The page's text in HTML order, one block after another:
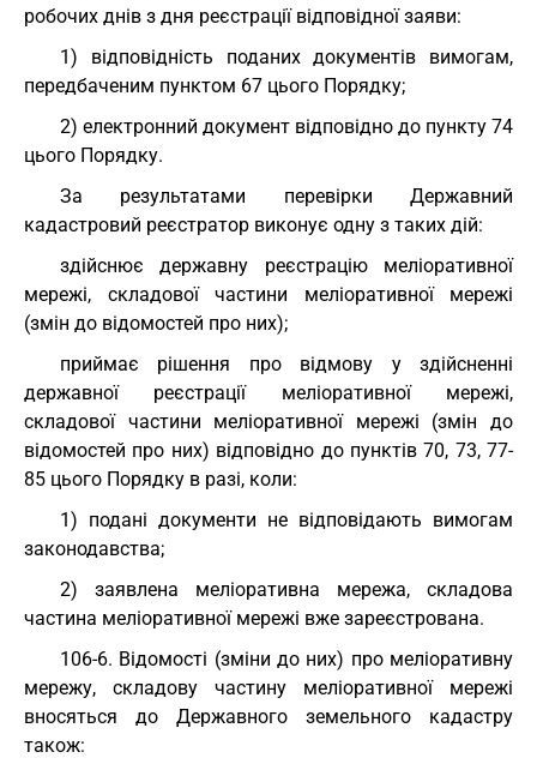
робочих днів з дня реєстрації відповідної заяви:
1) відповідність поданих документів вимогам,
передбаченим пунктом 67 цього Порядку;
2) електронний документ відповідно до пункту 74
цього Порядку.
За результатами перевірки Державний
кадастровий реєстратор виконує одну з таких дій:
здійснює державну реєстрацію меліоративної
мережі, складової частини меліоративної мережі
(змін до відомостей про них);
приймає рішення про відмову у здійсненні
державної реєстрації меліоративної мережі,
складової частини меліоративної мережі (змін до
відомостей про них) відповідно до пунктів 70, 73, 77-
85 цього Порядку в разі, коли:
1) подані документи не відповідають вимогам
законодавства;
2) заявлена меліоративна мережа, складова
частина меліоративної мережі вже зареєстрована.
106-6. Відомості (зміни до них) про меліоративну
мережу, складову частину меліоративної мережі
вносяться до Державного земельного кадастру
також: